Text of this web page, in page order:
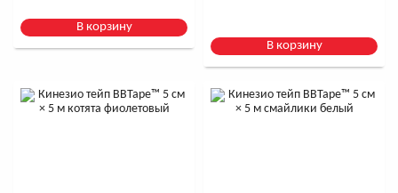
В корзину
В корзину